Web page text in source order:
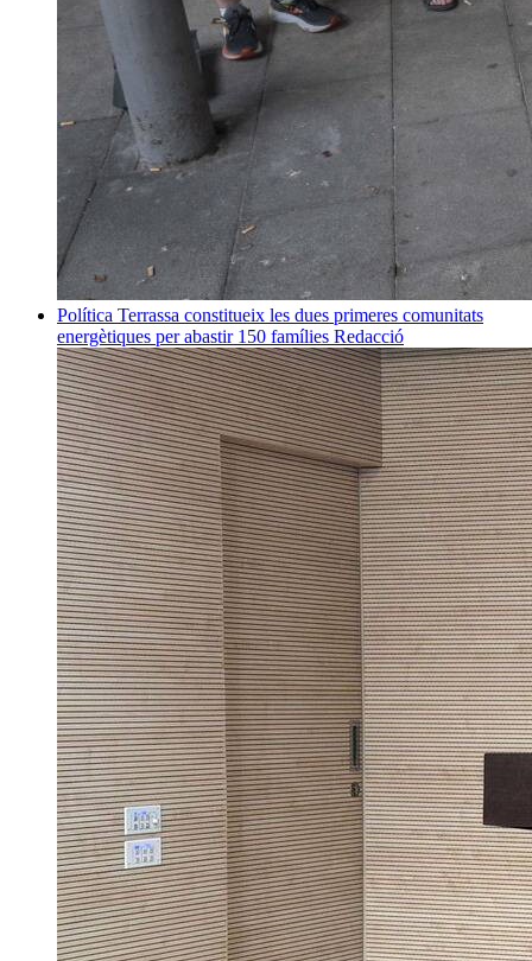
Política Terrassa constitueix les dues primeres comunitats
energètiques per abastir 150 famílies Redacció